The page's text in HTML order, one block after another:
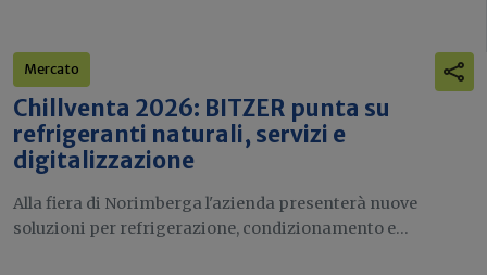
Mercato
Chillventa 2026: BITZER punta su
refrigeranti naturali, servizi e
digitalizzazione
Alla fiera di Norimberga l'azienda presenterà nuove
soluzioni per refrigerazione, condizionamento e...